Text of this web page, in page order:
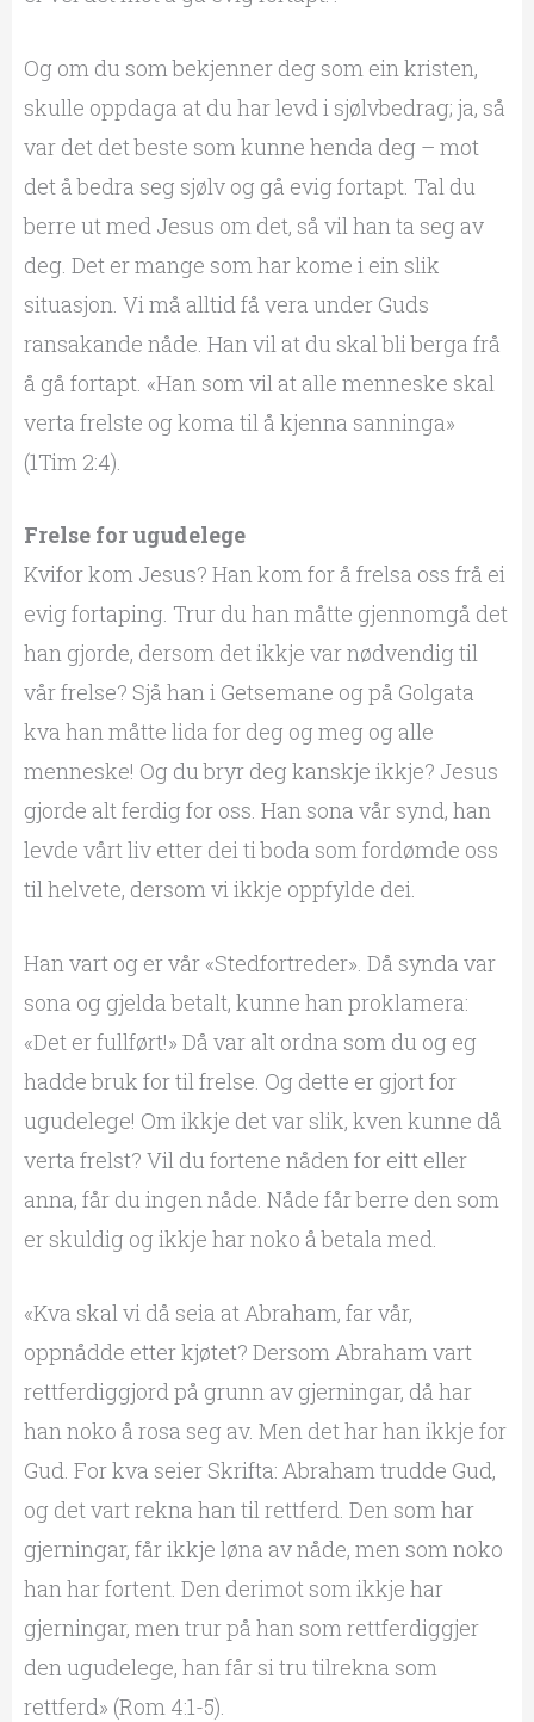
Og om du som bekjenner deg som ein kristen,
skulle oppdaga at du har levd i sjølvbedrag; ja, så
var det det beste som kunne henda deg – mot
det å bedra seg sjølv og gå evig fortapt. Tal du
berre ut med Jesus om det, så vil han ta seg av
deg. Det er mange som har kome i ein slik
situasjon. Vi må alltid få vera under Guds
ransakande nåde. Han vil at du skal bli berga frå
å gå fortapt. «Han som vil at alle menneske skal
verta frelste og koma til å kjenna sanninga»
(1Tim 2:4).
Frelse for ugudelege
Kvifor kom Jesus? Han kom for å frelsa oss frå ei
evig fortaping. Trur du han måtte gjennomgå det
han gjorde, dersom det ikkje var nødvendig til
vår frelse? Sjå han i Getsemane og på Golgata
kva han måtte lida for deg og meg og alle
menneske! Og du bryr deg kanskje ikkje? Jesus
gjorde alt ferdig for oss. Han sona vår synd, han
levde vårt liv etter dei ti boda som fordømde oss
til helvete, dersom vi ikkje oppfylde dei.
Han vart og er vår «Stedfortreder». Då synda var
sona og gjelda betalt, kunne han proklamera:
«Det er fullført!» Då var alt ordna som du og eg
hadde bruk for til frelse. Og dette er gjort for
ugudelege! Om ikkje det var slik, kven kunne då
verta frelst? Vil du fortene nåden for eitt eller
anna, får du ingen nåde. Nåde får berre den som
er skuldig og ikkje har noko å betala med.
«Kva skal vi då seia at Abraham, far vår,
oppnådde etter kjøtet? Dersom Abraham vart
rettferdiggjord på grunn av gjerningar, då har
han noko å rosa seg av. Men det har han ikkje for
Gud. For kva seier Skrifta: Abraham trudde Gud,
og det vart rekna han til rettferd. Den som har
gjerningar, får ikkje løna av nåde, men som noko
han har fortent. Den derimot som ikkje har
gjerningar, men trur på han som rettferdiggjer
den ugudelege, han får si tru tilrekna som
rettferd» (Rom 4:1-5).